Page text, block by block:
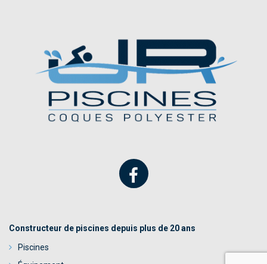
Constructeur de piscines depuis plus de 20 ans
Piscines